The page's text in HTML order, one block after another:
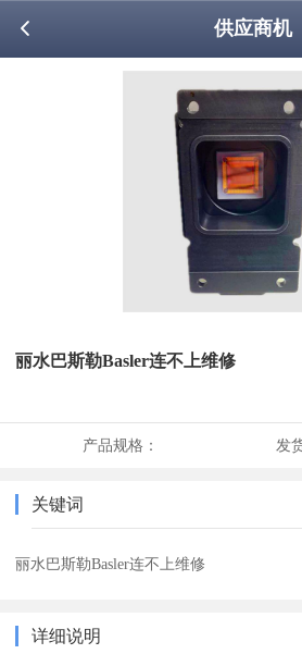
供应商机
丽水巴斯勒Basler连不上维修
产品规格： 发
关键词
丽水巴斯勒Basler连不上维修
详细说明